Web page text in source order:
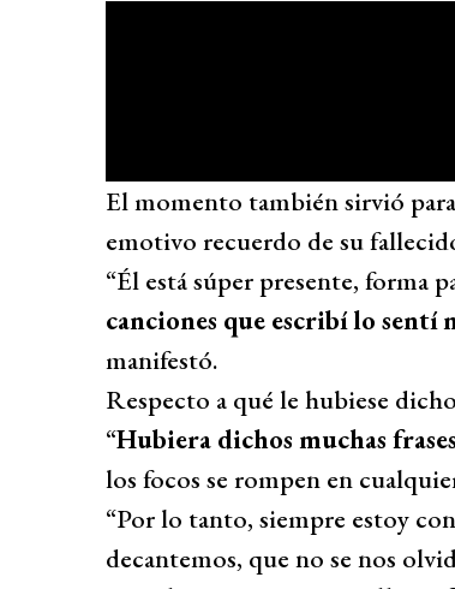
El momento también sirvió
emotivo recuerdo de su
“Él está súper presente, forma
canciones que escribí lo sentí
manifestó.
Respecto a qué le hubiese
“Hubiera dichos muchas
los focos se rompen en
“Por lo tanto, siempre estoy
decantemos, que no se nos